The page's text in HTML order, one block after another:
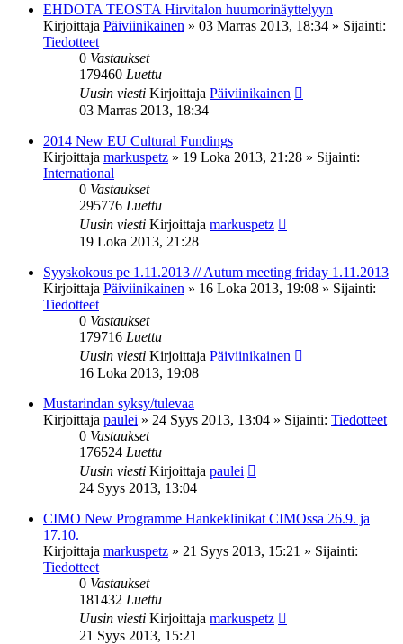
EHDOTA TEOSTA Hirvitalon huumorinäyttelyyn
Kirjoittaja Päiviinikainen » 03 Marras 2013, 18:34 » Sijainti:
Tiedotteet
0 Vastaukset
179460 Luettu
Uusin viesti Kirjoittaja Päiviinikainen
03 Marras 2013, 18:34
2014 New EU Cultural Fundings
Kirjoittaja markuspetz » 19 Loka 2013, 21:28 » Sijainti:
International
0 Vastaukset
295776 Luettu
Uusin viesti Kirjoittaja markuspetz
19 Loka 2013, 21:28
Syyskokous pe 1.11.2013 // Autum meeting friday 1.11.2013
Kirjoittaja Päiviinikainen » 16 Loka 2013, 19:08 » Sijainti:
Tiedotteet
0 Vastaukset
179716 Luettu
Uusin viesti Kirjoittaja Päiviinikainen
16 Loka 2013, 19:08
Mustarindan syksy/tulevaa
Kirjoittaja paulei » 24 Syys 2013, 13:04 » Sijainti: Tiedotteet
0 Vastaukset
176524 Luettu
Uusin viesti Kirjoittaja paulei
24 Syys 2013, 13:04
CIMO New Programme Hankeklinikat CIMOssa 26.9. ja
17.10.
Kirjoittaja markuspetz » 21 Syys 2013, 15:21 » Sijainti:
Tiedotteet
0 Vastaukset
181432 Luettu
Uusin viesti Kirjoittaja markuspetz
21 Syys 2013, 15:21